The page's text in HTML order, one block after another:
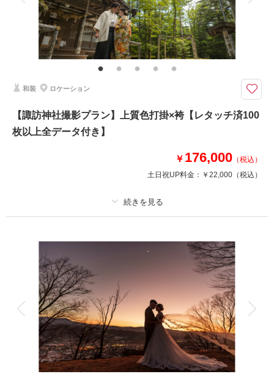
家族と撮影 家族用衣装レンタル ペットと撮影
その他含むもの
ロケーション申請料金、ロケーション移動費
軽井沢らしい木立と美しい湖の景観が楽しめるロケーション
【プラン詳細（含まれるもの）】 写真撮影料/ 全データレタッチ納品 / ご
新郎衣装 / ご新婦衣装 / 着付け / ヘア＆メイクアップ /プランニング/撮影申
2022年5月13日
軽井沢（長野）
撮影日の空き
を確認する
和装 ロケーション
【諏訪神社撮影プラン】上質色打掛×袴【レタッチ済100
枚以上全データ付き】
￥ 176,000 （税込）
土日祝UP料金： ￥22,000 （税込）
新郎衣装1着
着付け 小物一式
アルバム データ 100 カット 台紙付写真
衣装追加 挙式
家族と撮影 家族用衣装レンタル ペットと撮影
その他含むもの
ロケーション申請料金、ロケーション移動費